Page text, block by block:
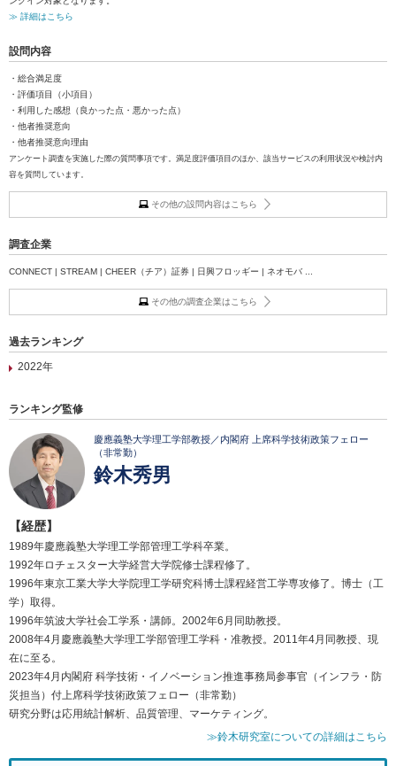
≫ 詳細はこちら
設問内容
・総合満足度
・評価項目（小項目）
・利用した感想（良かった点・悪かった点）
・他者推奨意向
・他者推奨意向理由
アンケート調査を実施した際の質問事項です。満足度評価項目のほか、該当サービスの利用状況や検討内
容を質問しています。
その他の設問内容はこちら
調査企業
CONNECT | STREAM | CHEER（チア）証券 | 日興フロッギー | ネオモバ ...
その他の調査企業はこちら
過去ランキング
2022年
ランキング監修
慶應義塾大学理工学部教授／内閣府 上席科学技術政策フェロー
（非常勤）
鈴木秀男
【経歴】
1989年慶應義塾大学理工学部管理工学科卒業。
1992年ロチェスター大学経営大学院修士課程修了。
1996年東京工業大学大学院理工学研究科博士課程経営工学専攻修了。博士（工
学）取得。
1996年筑波大学社会工学系・講師。2002年6月同助教授。
2008年4月慶應義塾大学理工学部管理工学科・准教授。2011年4月同教授、現
在に至る。
2023年4月内閣府 科学技術・イノベーション推進事務局参事官（インフラ・防
災担当）付上席科学技術政策フェロー（非常勤）
研究分野は応用統計解析、品質管理、マーケティング。
≫鈴木研究室についての詳細はこちら